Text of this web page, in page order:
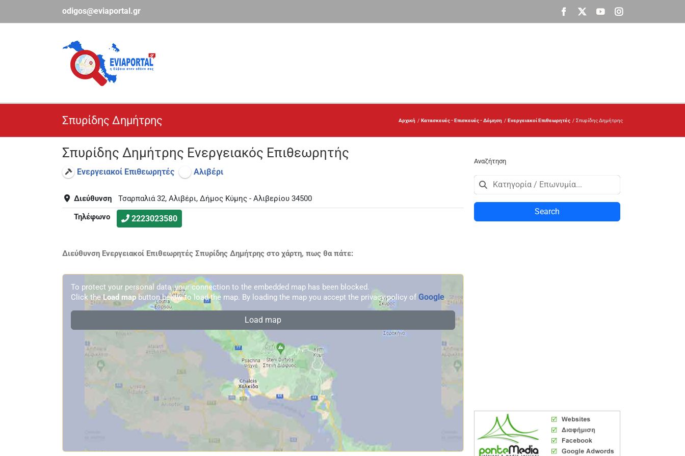
περιεχόμενο
odigos@eviaportal.gr Facebook
X YouTubeInstagram
Σπυρίδης Δημήτρης Αρχική Κατασκευές - Επισκευές - Δόμηση Ενεργειακοί Επιθεωρητές Σπυρίδης Δημήτρης
Σπυρίδης Δημήτρης Ενεργειακός Επιθεωρητής
Ενεργειακοί Επιθεωρητές Αλιβέρι
Διεύθυνση
Τσαρπαλιά 32, Αλιβέρι, Δήμος Κύμης - Αλιβερίου 34500
Τηλέφωνο
2223023580
Διεύθυνση Ενεργειακοί Επιθεωρητές Σπυρίδης Δημήτρης στο χάρτη, πως θα πάτε:
To protect your personal data, your connection to the embedded map has been blocked.
Click the Load mapbutton below to load the map. By loading the map you accept the privacy policy of Google.
Load map
Αναζήτηση
Search